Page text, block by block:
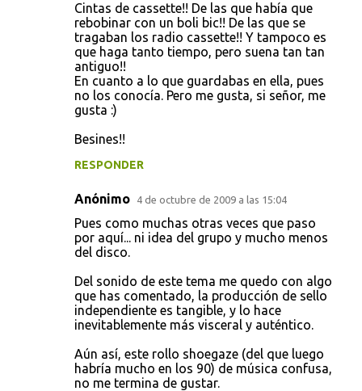
Cintas de cassette!! De las que había que
rebobinar con un boli bic!! De las que se
tragaban los radio cassette!! Y tampoco es
que haga tanto tiempo, pero suena tan tan
antiguo!!
En cuanto a lo que guardabas en ella, pues
no los conocía. Pero me gusta, si señor, me
gusta :)
Besines!!
RESPONDER
Anónimo 4 de octubre de 2009 a las 15:04
Pues como muchas otras veces que paso
por aquí... ni idea del grupo y mucho menos
del disco.
Del sonido de este tema me quedo con algo
que has comentado, la producción de sello
independiente es tangible, y lo hace
inevitablemente más visceral y auténtico.
Aún así, este rollo shoegaze (del que luego
habría mucho en los 90) de música confusa,
no me termina de gustar.